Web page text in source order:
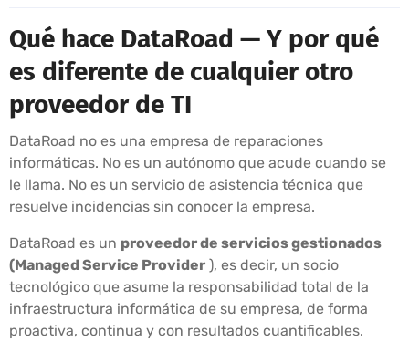
Qué hace DataRoad — Y por qué
es diferente de cualquier otro
proveedor de TI
DataRoad no es una empresa de reparaciones
informáticas. No es un autónomo que acude cuando se
le llama. No es un servicio de asistencia técnica que
resuelve incidencias sin conocer la empresa.
DataRoad es un proveedor de servicios gestionados
(Managed Service Provider ), es decir, un socio
tecnológico que asume la responsabilidad total de la
infraestructura informática de su empresa, de forma
proactiva, continua y con resultados cuantificables.